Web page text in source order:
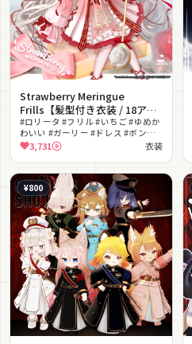
Strawberry Meringue
Frills【髪型付き衣装 / 18アバ
ター対応】
#ロリータ #フリル #いちご #ゆめか
わいい #ガーリー #ドレス #ボンネ
ット #髪型付き #かわいい #MA対応
3,731 衣装
¥800